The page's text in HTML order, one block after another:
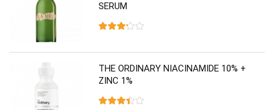
SERUM
THE ORDINARY NIACINAMIDE 10% +
ZINC 1%